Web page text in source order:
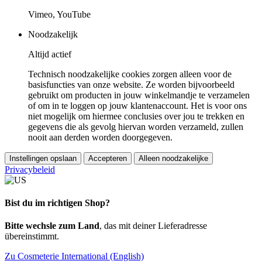
Vimeo, YouTube
Noodzakelijk
Altijd actief
Technisch noodzakelijke cookies zorgen alleen voor de
basisfuncties van onze website. Ze worden bijvoorbeeld
gebruikt om producten in jouw winkelmandje te verzamelen
of om in te loggen op jouw klantenaccount. Het is voor ons
niet mogelijk om hiermee conclusies over jou te trekken en
gegevens die als gevolg hiervan worden verzameld, zullen
nooit aan derden worden doorgegeven.
Instellingen opslaan Accepteren Alleen noodzakelijke
Privacybeleid
Bist du im richtigen Shop?
Bitte wechsle zum Land, das mit deiner Lieferadresse
übereinstimmt.
Zu Cosmeterie International (English)